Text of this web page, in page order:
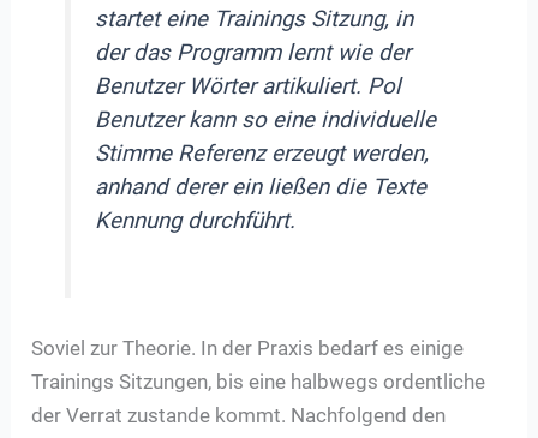
startet eine Trainings Sitzung, in
der das Programm lernt wie der
Benutzer Wörter artikuliert. Pol
Benutzer kann so eine individuelle
Stimme Referenz erzeugt werden,
anhand derer ein ließen die Texte
Kennung durchführt.
Soviel zur Theorie. In der Praxis bedarf es einige
Trainings Sitzungen, bis eine halbwegs ordentliche
der Verrat zustande kommt. Nachfolgend den